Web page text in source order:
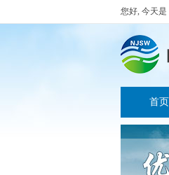
您好, 今天是
首页